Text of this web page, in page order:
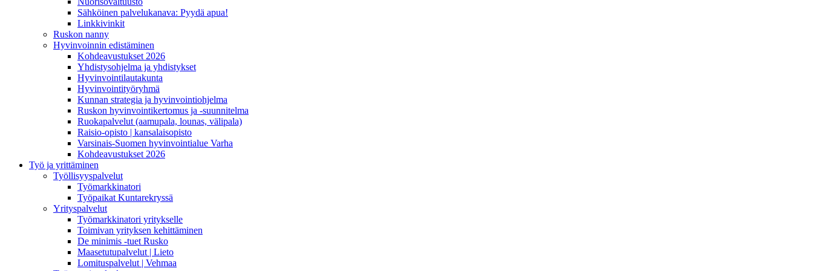
Sähköinen palvelukanava: Pyydä apua!
Linkkivinkit
Ruskon nanny
Hyvinvoinnin edistäminen
Kohdeavustukset 2026
Yhdistysohjelma ja yhdistykset
Hyvinvointilautakunta
Hyvinvointityöryhmä
Kunnan strategia ja hyvinvointiohjelma
Ruskon hyvinvointikertomus ja -suunnitelma
Ruokapalvelut (aamupala, lounas, välipala)
Raisio-opisto | kansalaisopisto
Varsinais-Suomen hyvinvointialue Varha
Kohdeavustukset 2026
Työ ja yrittäminen
Työllisyyspalvelut
Työmarkkinatori
Työpaikat Kuntarekryssä
Yrityspalvelut
Työmarkkinatori yritykselle
Toimivan yrityksen kehittäminen
De minimis -tuet Rusko
Maasetutupalvelut | Lieto
Lomituspalvelut | Vehmaa